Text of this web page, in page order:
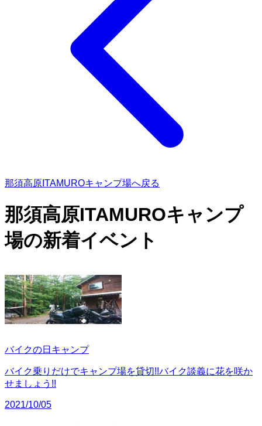
那須高原ITAMUROキャンプ場へ戻る
那須高原ITAMUROキャンプ
場の新着イベント
バイクの日キャンプ
バイク乗りだけでキャンプ場を貸切!!バイク談義に花を咲か
せましょう!!
2021/10/05